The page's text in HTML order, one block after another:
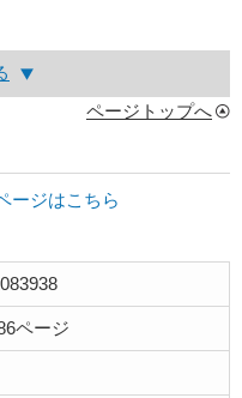
ページトップへ
ージはこちら
ページ